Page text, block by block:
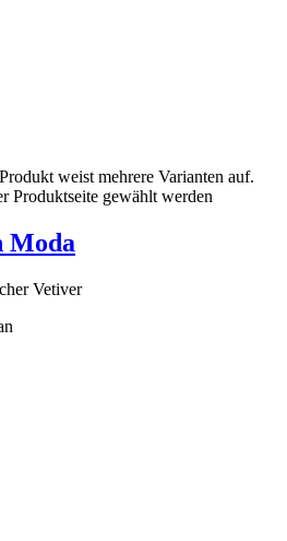
weist mehrere Varianten auf.
Produktseite gewählt werden
Moda
Vetiver